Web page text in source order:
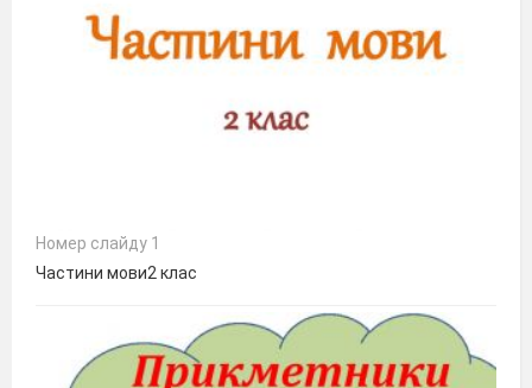
Номер слайду 1
Частини мови2 клас